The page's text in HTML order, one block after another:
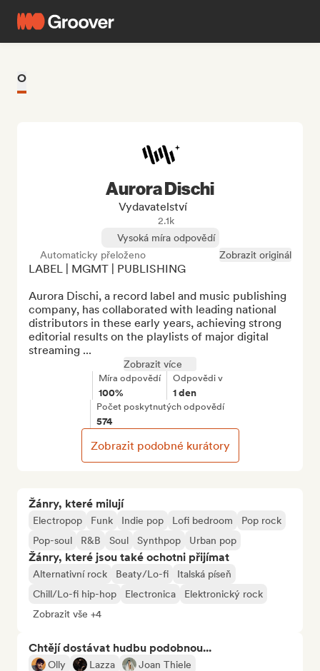
O
Žánry, které milují
Electropop Funk Indie pop Lofi bedroom
Pop rock
Pop-soul
R&B Soul Synthpop Urban pop
Žánry, které jsou také ochotni přijímat
Alternativní rock Beaty/Lo-fi
Italská píseň
Chill/Lo-fi hip-hop
Electronica
Elektronický rock
Zobrazit vše +4
Chtějí dostávat hudbu podobnou...
Olly Lazza Joan Thiele
Aurora Dischi
Vydavatelství
2.1k
Vysoká míra odpovědí
Automaticky přeloženo
Zobrazit originál
LABEL | MGMT | PUBLISHING
Aurora Dischi, a record label and music publishing
company, has collaborated with leading national
distributors in these early years, achieving strong
editorial results on the playlists of major digital
streaming ...
Zobrazit více
Míra odpovědí
100%
Odpovědi v
1 den
Počet poskytnutých odpovědí
574
Zobrazit podobné kurátory